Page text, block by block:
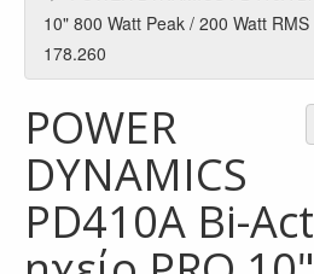
10" 800 Watt Peak / 200 Watt
178.260
POWER
DYNAMICS
PD410A Bi-